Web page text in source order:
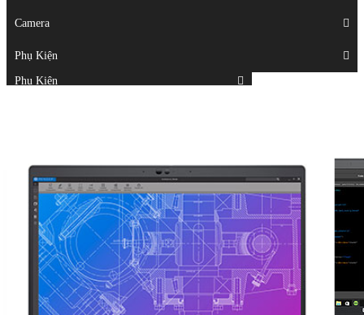
Laptop
Camera
Phụ Kiện
Camera
Phụ Kiện
Top